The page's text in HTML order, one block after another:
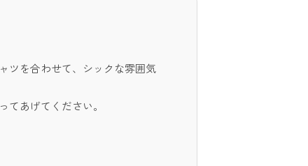
ツを合わせて、シックな雰囲気
あげてください。